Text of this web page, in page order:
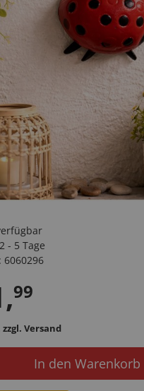
2 - 5 Tage
6060296
,99
zzgl. Versand
In den Warenkorb